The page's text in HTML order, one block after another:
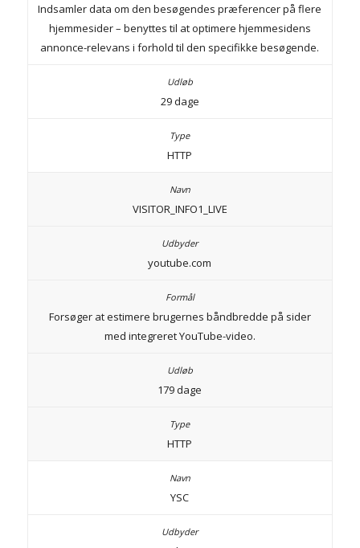
Indsamler data om den besøgendes præferencer på flere
hjemmesider – benyttes til at optimere hjemmesidens
annonce-relevans i forhold til den specifikke besøgende.
29 dage
HTTP
VISITOR_INFO1_LIVE
youtube.com
Forsøger at estimere brugernes båndbredde på sider
med integreret YouTube-video.
179 dage
HTTP
YSC